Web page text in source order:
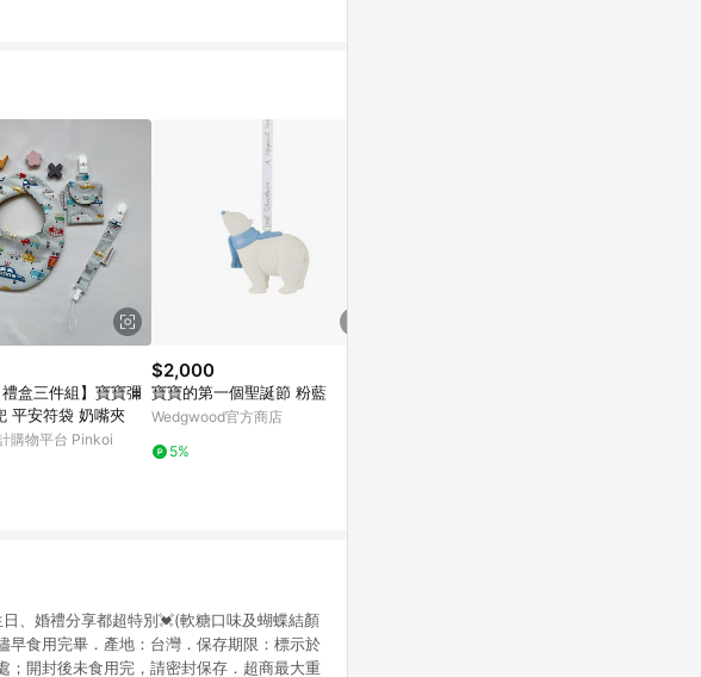
禮盒三件組】寶寶彌
平安符袋 奶嘴夾
購物平台 Pinkoi
$2,000
寶寶的第一個聖誕節 粉藍
Wedgwood官方商店
5%
、婚禮分享都超特別💓(軟糖口味及蝴蝶結顏
食用完畢．產地：台灣．保存期限：標示於
開封後未食用完，請密封保存．超商最大重